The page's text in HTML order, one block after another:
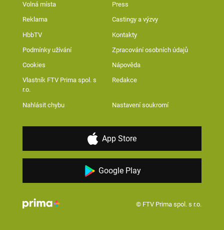
Volná místa Press
Reklama Castingy a výzvy
HbbTV Kontakty
Podmínky užívání Zpracování osobních údajů
Cookies Nápověda
Vlastník FTV Prima spol. s
r.o.
Redakce
Nahlásit chybu Nastavení soukromí
App Store
Google Play
© FTV Prima spol. s r.o.